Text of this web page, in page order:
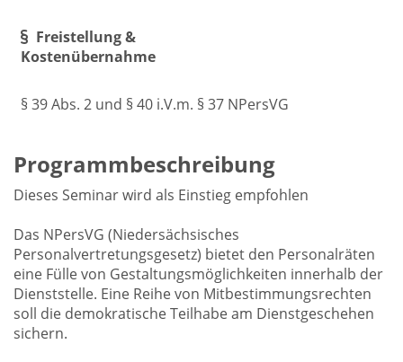
Freistellung &
Kostenübernahme
§ 39 Abs. 2 und § 40 i.V.m. § 37 NPersVG
Programmbeschreibung
Dieses Seminar wird als Einstieg empfohlen
Das NPersVG (Niedersächsisches
Personalvertretungsgesetz) bietet den Personalräten
eine Fülle von Gestaltungsmöglichkeiten innerhalb der
Dienststelle. Eine Reihe von Mitbestimmungsrechten
soll die demokratische Teilhabe am Dienstgeschehen
sichern.